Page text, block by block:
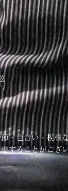
・色合い・模様
することがござ